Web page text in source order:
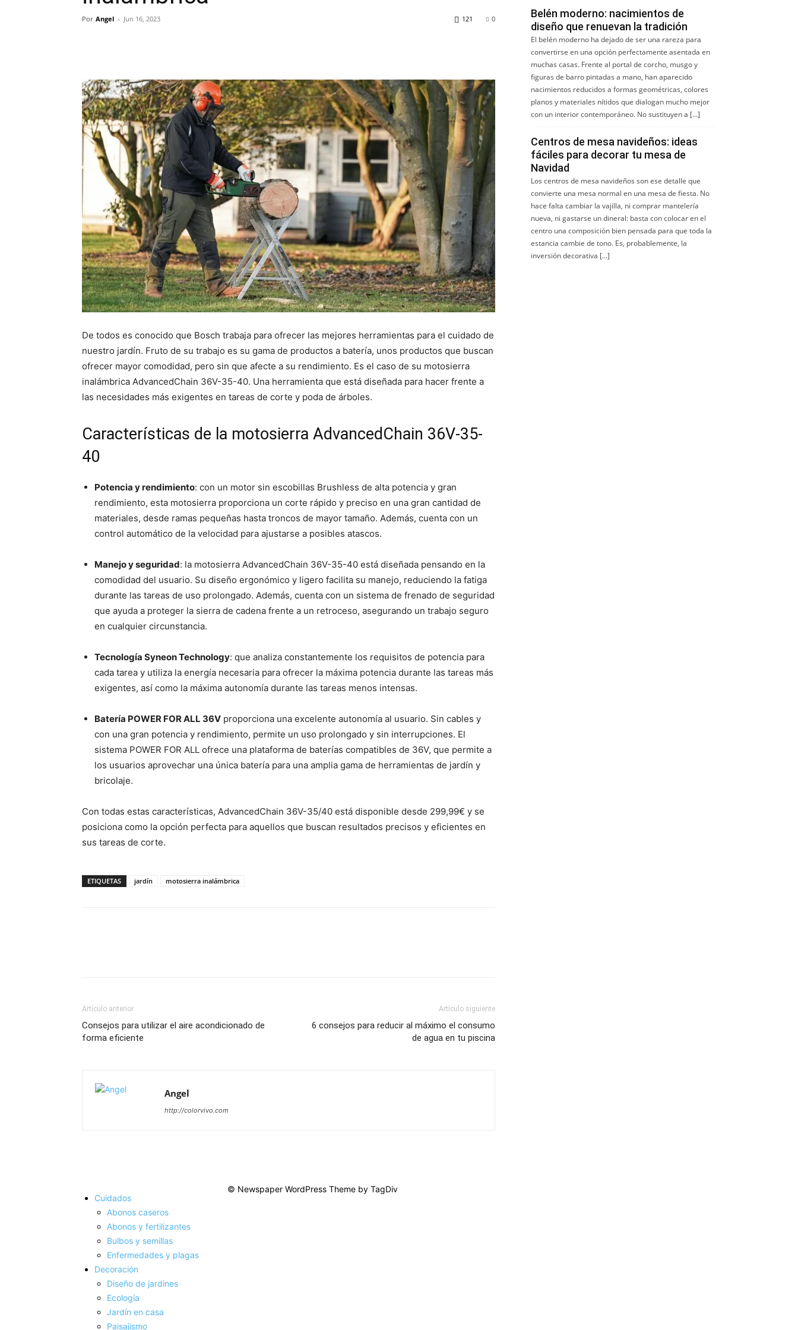
Por Angel - Jun 16, 2023 0
121
De todos es conocido que Bosch trabaja para ofrecer las mejores herramientas para el cuidado de
nuestro jardín. Fruto de su trabajo es su gama de productos a batería, unos productos que buscan
ofrecer mayor comodidad, pero sin que afecte a su rendimiento. Es el caso de su motosierra
inalámbrica AdvancedChain 36V-35-40. Una herramienta que está diseñada para hacer frente a
las necesidades más exigentes en tareas de corte y poda de árboles.
Características de la motosierra AdvancedChain 36V-35-
40
Potencia y rendimiento: con un motor sin escobillas Brushless de alta potencia y gran
rendimiento, esta motosierra proporciona un corte rápido y preciso en una gran cantidad de
materiales, desde ramas pequeñas hasta troncos de mayor tamaño. Además, cuenta con un
control automático de la velocidad para ajustarse a posibles atascos.
Manejo y seguridad: la motosierra AdvancedChain 36V-35-40 está diseñada pensando en la
comodidad del usuario. Su diseño ergonómico y ligero facilita su manejo, reduciendo la fatiga
durante las tareas de uso prolongado. Además, cuenta con un sistema de frenado de seguridad
que ayuda a proteger la sierra de cadena frente a un retroceso, asegurando un trabajo seguro
en cualquier circunstancia.
Tecnología Syneon Technology: que analiza constantemente los requisitos de potencia para
cada tarea y utiliza la energía necesaria para ofrecer la máxima potencia durante las tareas más
exigentes, así como la máxima autonomía durante las tareas menos intensas.
Batería POWER FOR ALL 36V proporciona una excelente autonomía al usuario. Sin cables y
con una gran potencia y rendimiento, permite un uso prolongado y sin interrupciones. El
sistema POWER FOR ALL ofrece una plataforma de baterías compatibles de 36V, que permite a
los usuarios aprovechar una única batería para una amplia gama de herramientas de jardín y
bricolaje.
Con todas estas características, AdvancedChain 36V-35/40 está disponible desde 299,99€ y se
posiciona como la opción perfecta para aquellos que buscan resultados precisos y eficientes en
sus tareas de corte.
ETIQUETAS jardín motosierra inalámbrica
Artículo anterior
Consejos para utilizar el aire acondicionado de
forma eficiente
Artículo siguiente
6 consejos para reducir al máximo el consumo
de agua en tu piscina
Angel
http://colorvivo.com
Belén moderno: nacimientos de
diseño que renuevan la tradición
El belén moderno ha dejado de ser una rareza para
convertirse en una opción perfectamente asentada en
muchas casas. Frente al portal de corcho, musgo y
figuras de barro pintadas a mano, han aparecido
nacimientos reducidos a formas geométricas, colores
planos y materiales nítidos que dialogan mucho mejor
con un interior contemporáneo. No sustituyen a […]
Centros de mesa navideños: ideas
fáciles para decorar tu mesa de
Navidad
Los centros de mesa navideños son ese detalle que
convierte una mesa normal en una mesa de fiesta. No
hace falta cambiar la vajilla, ni comprar mantelería
nueva, ni gastarse un dineral: basta con colocar en el
centro una composición bien pensada para que toda la
estancia cambie de tono. Es, probablemente, la
inversión decorativa […]
Cuidados
Abonos caseros
Abonos y fertilizantes
Bulbos y semillas
Enfermedades y plagas
Decoración
Diseño de jardines
Ecología
Jardín en casa
Paisajismo
© Newspaper WordPress Theme by TagDiv